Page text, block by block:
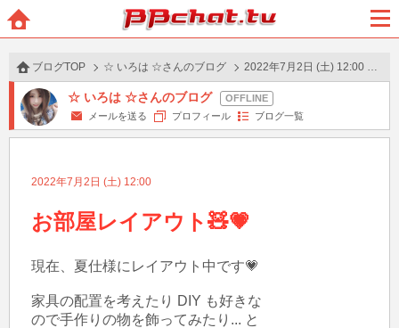
BBchatTV
ュー
ブログTOP ☆ いろは ☆さんのブログ 2022年7月2日 (土) 12:00 の投稿
☆ いろは ☆さんのブログ
メールを送る プロフィール ブログ一覧
2022年7月2日 (土) 12:00
お部屋レイアウト🧸💗
現在、夏仕様にレイアウト中です💗
家具の配置を考えたり DIY も好きな
ので手作りの物を飾ってみたり... と